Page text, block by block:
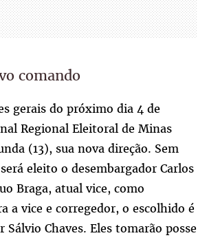
comando
gerais do próximo dia 4 de
Regional Eleitoral de Minas
(13), sua nova direção. Sem
eleito o desembargador Carlos
Braga, atual vice, como
a vice e corregedor, o escolhido é
Sálvio Chaves. Eles tomarão posse